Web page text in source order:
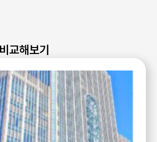
교해보기